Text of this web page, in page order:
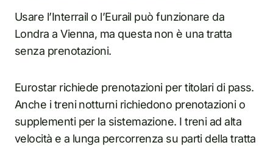
Usare l’Interrail o l’Eurail può funzionare da
Londra a Vienna, ma questa non è una tratta
senza prenotazioni.
Eurostar richiede prenotazioni per titolari di pass.
Anche i treni notturni richiedono prenotazioni o
supplementi per la sistemazione. I treni ad alta
velocità e a lunga percorrenza su parti della tratta